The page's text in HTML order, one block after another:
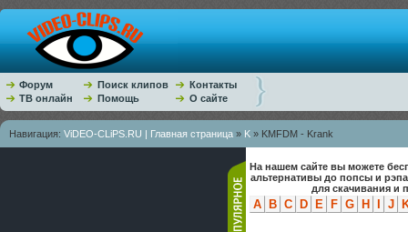
Форум Поиск клипов
Контакты
ТВ онлайн
Помощь О сайте
Навигация: ViDEO-CLiPS.RU | Главная страница » K » KMFDM - Krank
На нашем сайте вы можете
альтернативы до попсы и
для скачивания и
A B C D E F G H J